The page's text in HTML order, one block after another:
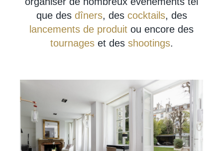
que des dîners, des cocktails, des
lancements de produit ou encore des
tournageset des shootings.